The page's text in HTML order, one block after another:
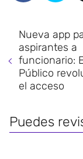
Nueva app
aspirantes a
funcionario:
Público
el acceso
Puedes